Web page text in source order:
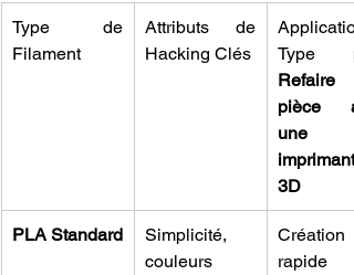
Type de
Filament
Attributs de
Hacking Clés
Refaire
pièce
une
imprimante
3D
PLA Standard
Simplicité,
couleurs
Création
rapide